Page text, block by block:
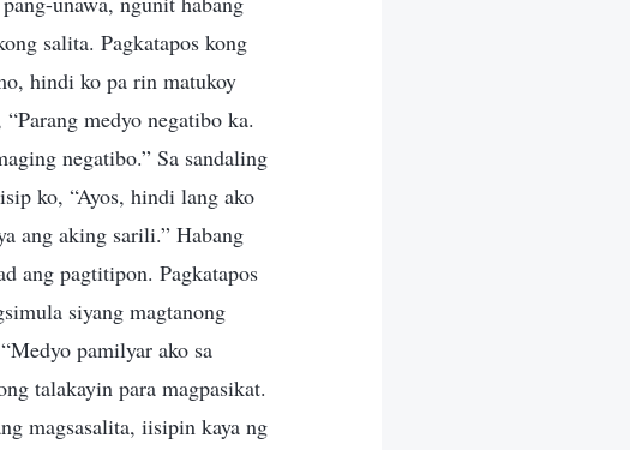
salita. Pagkatapos kong
hindi ko pa rin matukoy
medyo negatibo ka.
negatibo.” Sa sandaling
ko, “Ayos, hindi lang ako
ang aking sarili.” Habang
ang pagtitipon. Pagkatapos
siyang magtanong
pamilyar ako sa
talakayin para magpasikat.
magsasalita, iisipin kaya ng